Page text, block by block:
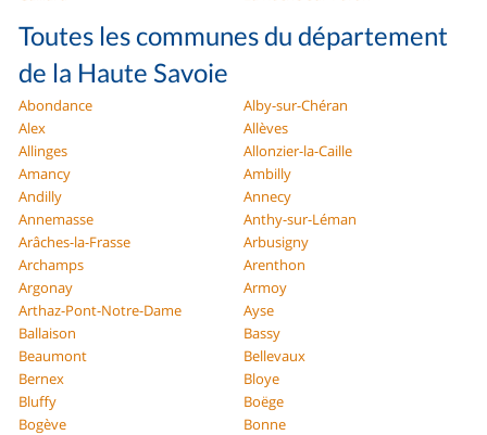
Toutes les communes du département
de la Haute Savoie
Abondance
Alby-sur-Chéran
Alex
Allèves
Allinges
Allonzier-la-Caille
Amancy
Ambilly
Andilly
Annecy
Annemasse
Anthy-sur-Léman
Arâches-la-Frasse
Arbusigny
Archamps
Arenthon
Argonay
Armoy
Arthaz-Pont-Notre-Dame
Ayse
Ballaison
Bassy
Beaumont
Bellevaux
Bernex
Bloye
Bluffy
Boëge
Bogève
Bonne